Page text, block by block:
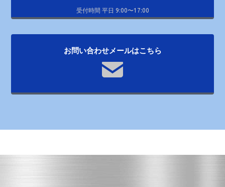
受付時間 平日 9:00〜17:00
お問い合わせメールはこちら